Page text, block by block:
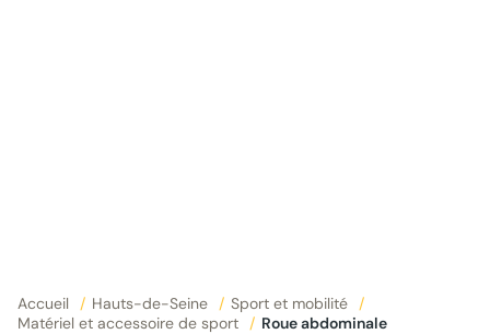
Accueil / Hauts-de-Seine / Sport et mobilité
/
Matériel et accessoire de sport
/ Roue abdominale